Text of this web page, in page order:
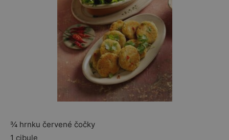
¾ hrnku červené čočky
1 cibule